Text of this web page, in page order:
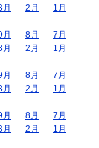
月 2月
1月
月 8月
7月
月 2月
1月
月 8月
7月
月 2月
1月
月 8月
7月
月 2月
1月